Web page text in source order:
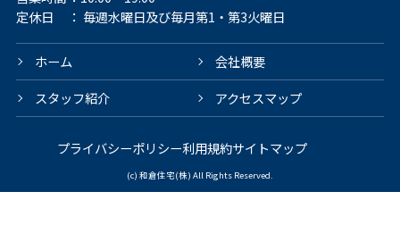
定休日
： 毎週水曜日及び毎月第1・第3火曜日
ホーム
会社概要
スタッフ紹介
アクセスマップ
プライバシーポリシー利用規約サイトマップ
(c) 和倉住宅(株) All Rights Reserved.